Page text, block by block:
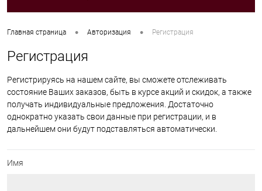
Главная страница • Авторизация • Регистрация
Регистрация
Регистрируясь на нашем сайте, вы сможете отслеживать
состояние Ваших заказов, быть в курсе акций и скидок, а также
получать индивидуальные предложения. Достаточно
однократно указать свои данные при регистрации, и в
дальнейшем они будут подставляться автоматически.
Имя